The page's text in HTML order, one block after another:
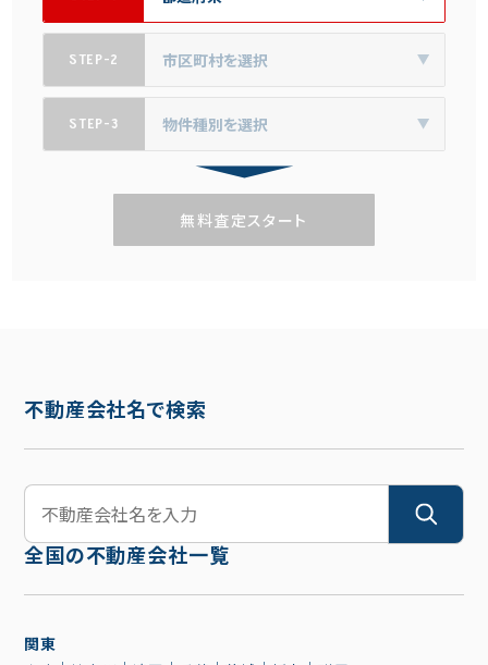
STEP-2
STEP-3
無料査定スタート
不動産会社名で検索
全国の不動産会社一覧
関東